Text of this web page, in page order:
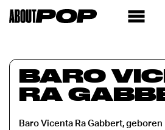
BARO
RA
Baro Vicenta Ra Gabbert,